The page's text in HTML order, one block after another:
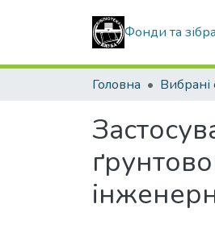
Фонди та
Головна